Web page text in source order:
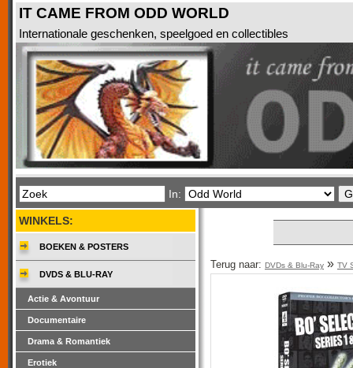
IT CAME FROM ODD WORLD
Internationale geschenken, speelgoed en collectibles
In:
Terug naar: DVDs & Blu-Ray » TV
WINKELS:
BOEKEN & POSTERS
DVDS & BLU-RAY
Actie & Avontuur
Documentaire
Drama & Romantiek
Erotiek